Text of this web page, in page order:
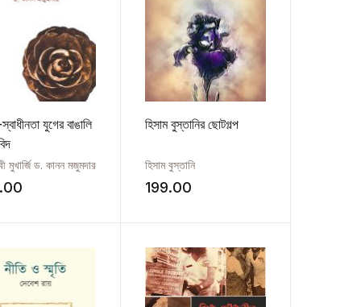
যুগের বাঙালি
মুখার্জি ড. কানন মজুমদার
হিসাম বুস্তানির ছোটগল্প
হিসাম বুস্তানি
199.00